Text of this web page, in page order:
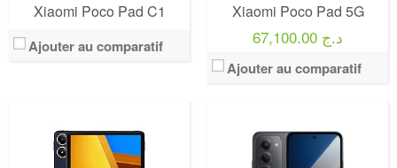
Xiaomi Poco Pad C1
Ajouter au comparatif
Xiaomi Poco Pad 5G
67,100.00 د.ج
Ajouter au comparatif